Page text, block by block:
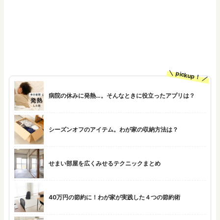
pickup！
病院の休みに発熱…。そんなときに役立ったアプリは？
シーズンオフのアイテム。わが家の収納方法は？
せまい部屋を広くみせるテクニックまとめ
40万円の節約に！わが家が実践した４つの節約術